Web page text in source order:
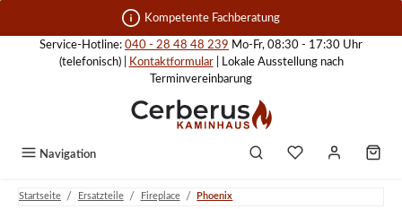
Zum Hauptinhalt springen Kompetente Fachberatung
Service-Hotline: 040 - 28 48 48 239 Mo-Fr, 08:30 - 17:30 Uhr
(telefonisch) |
Kontaktformular| Lokale Ausstellung nach
Terminvereinbarung
Navigation
Startseite / Ersatzteile / Fireplace / Phoenix